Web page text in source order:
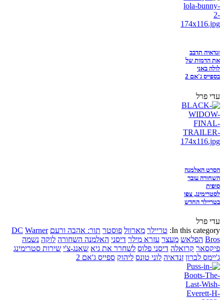
זנדאיה תדבב
את הדמות של
לולה באני
בספייס ג'אם 2
עדי פרל
הסרט האלמנה
השחורה עובר
סופית
לסטרימינג, צפו
בטריילר החדש
עדי פרל
In this category: טריילר מארוול פוסטר תור: אהבה ורעם DC Warner
Bros הפלאש מעצר עזרא מילר דיסני האלמנה השחורה לוקה נשמה
פיקסאר קרואלה דיסני פלוס לשחרר את גיא שאנג-צ'י שירות סטרימינג
ג'יימס לברון זנדאיה לוני טונס ליהוק ספייס ג'אם 2